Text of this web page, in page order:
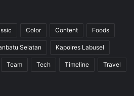
Color Content Foods
Selatan Kapolres Labusel
Team Tech Timeline Travel